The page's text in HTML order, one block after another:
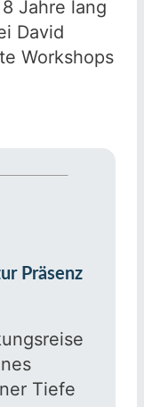
Jahre lang
David
Workshops
Präsenz
Tiefe